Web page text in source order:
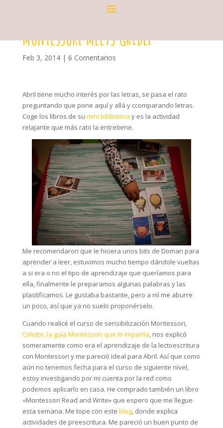
MONTESSORI MEETS GHIBLI
Feb 3, 2014| 6 Comentarios
Abril tiene mucho interés por las letras, se pasa el rato
preguntando que pone aquí y allá y ccomparando letras.
Coge los libros de su mini biblioteca y es la actividad
relajante que más rato la entretiene.
Me recomendaron que le hiciera unos bits de Doman para
aprender a leer, estuvimos mucho tiempo dándole vueltas
a si era o no el tipo de aprendizaje que queríamos para
ella, finalmente le preparamos algunas palabras y las
plastificamos. Le gustaba bastante, pero a mí me aburre
un poco, así que ya no suelo proponérselo.
Cuando realicé el curso de sensibilización Montessori,
Colette, la guía Montessori que lo impartía, nos explicó
someramente como era el aprendizaje de la lectoescritura
con Montessori y me pareció ideal para Abril. Así que como
aún no tenemos fecha para el curso de siguiente nivel,
estoy investigando por mi cuenta por la red como
podemos aplicarlo en casa. He comprado también un libro
«Montessori Read and Write» que espero que me llegue
esta semana. Me tope con este blog, donde explica
actividades de preescritura. Me pareció un buen punto de